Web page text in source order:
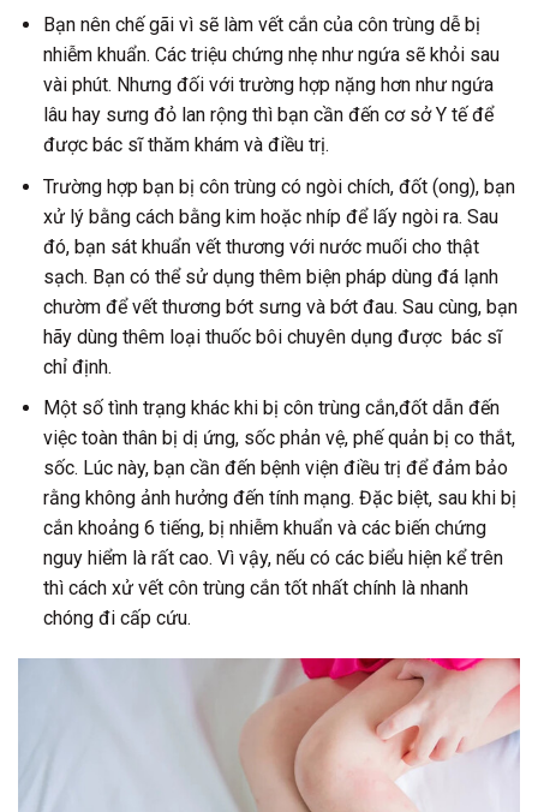
Bạn nên chế gãi vì sẽ làm vết cắn của côn trùng dễ bị
nhiễm khuẩn. Các triệu chứng nhẹ như ngứa sẽ khỏi sau
vài phút. Nhưng đối với trường hợp nặng hơn như ngứa
lâu hay sưng đỏ lan rộng thì bạn cần đến cơ sở Y tế để
được bác sĩ thăm khám và điều trị.
Trường hợp bạn bị côn trùng có ngòi chích, đốt (ong), bạn
xử lý bằng cách bằng kim hoặc nhíp để lấy ngòi ra. Sau
đó, bạn sát khuẩn vết thương với nước muối cho thật
sạch. Bạn có thể sử dụng thêm biện pháp dùng đá lạnh
chườm để vết thương bớt sưng và bớt đau. Sau cùng, bạn
hãy dùng thêm loại thuốc bôi chuyên dụng được bác sĩ
chỉ định.
Một số tình trạng khác khi bị côn trùng cắn,đốt dẫn đến
việc toàn thân bị dị ứng, sốc phản vệ, phế quản bị co thắt,
sốc. Lúc này, bạn cần đến bệnh viện điều trị để đảm bảo
rằng không ảnh hưởng đến tính mạng. Đặc biệt, sau khi bị
cắn khoảng 6 tiếng, bị nhiễm khuẩn và các biến chứng
nguy hiểm là rất cao. Vì vậy, nếu có các biểu hiện kể trên
thì cách xử vết côn trùng cắn tốt nhất chính là nhanh
chóng đi cấp cứu.